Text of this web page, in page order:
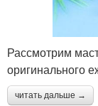
Рассмотрим
оригинального
читать дальше →